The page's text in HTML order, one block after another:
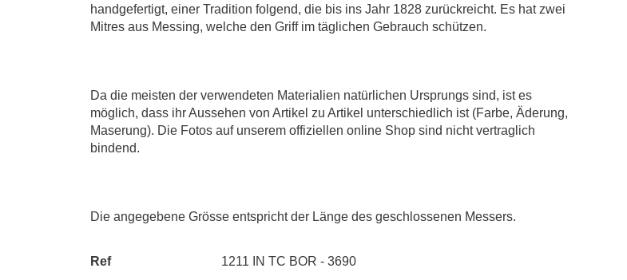
handgefertigt, einer Tradition folgend, die bis ins Jahr 1828 zurückreicht. Es hat zwei
Mitres aus Messing, welche den Griff im täglichen Gebrauch schützen.
Da die meisten der verwendeten Materialien natürlichen Ursprungs sind, ist es
möglich, dass ihr Aussehen von Artikel zu Artikel unterschiedlich ist (Farbe, Äderung,
Maserung). Die Fotos auf unserem offiziellen online Shop sind nicht vertraglich
bindend.
Die angegebene Grösse entspricht der Länge des geschlossenen Messers.
Ref
1211 IN TC BOR - 3690